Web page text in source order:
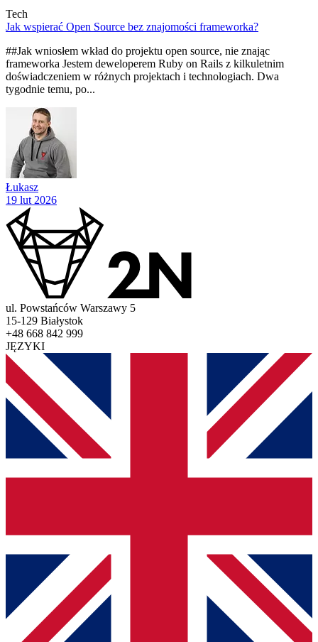
Tech
Jak wspierać Open Source bez znajomości frameworka?
##Jak wniosłem wkład do projektu open source, nie znając
frameworka Jestem deweloperem Ruby on Rails z kilkuletnim
doświadczeniem w różnych projektach i technologiach. Dwa
tygodnie temu, po...
Łukasz
19 lut 2026
ul. Powstańców Warszawy 5
15-129 Białystok
+48 668 842 999
JĘZYKI